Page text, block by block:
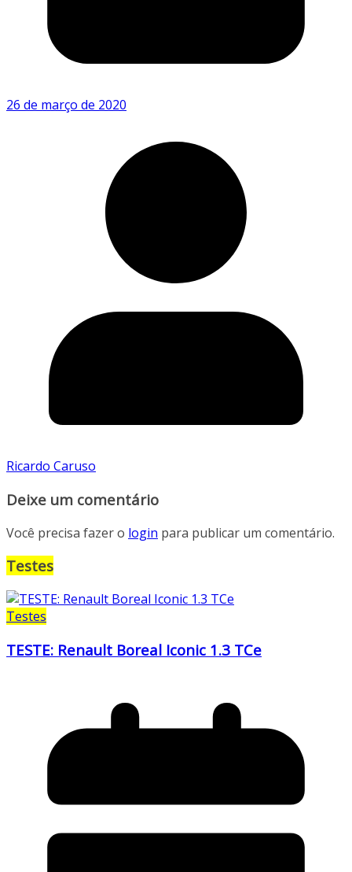
26 de março de 2020
Ricardo Caruso
Deixe um comentário
Você precisa fazer o login para publicar um comentário.
Testes
Testes
TESTE: Renault Boreal Iconic 1.3 TCe